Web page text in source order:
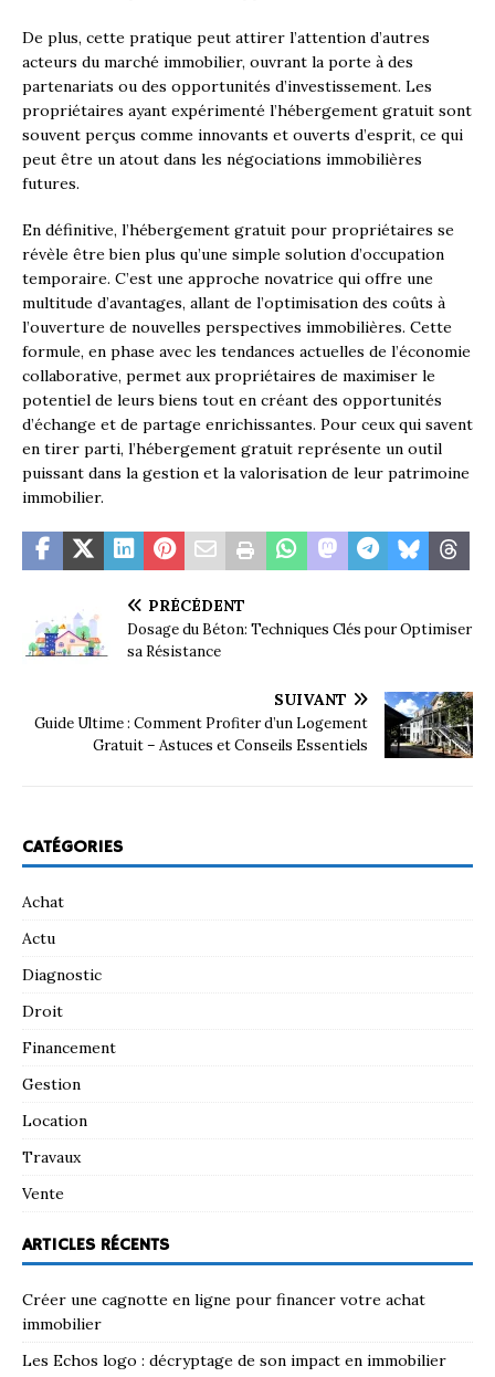
De plus, cette pratique peut attirer l’attention d’autres
acteurs du marché immobilier, ouvrant la porte à des
partenariats ou des opportunités d’investissement. Les
propriétaires ayant expérimenté l’hébergement gratuit sont
souvent perçus comme innovants et ouverts d’esprit, ce qui
peut être un atout dans les négociations immobilières
futures.
En définitive, l’hébergement gratuit pour propriétaires se
révèle être bien plus qu’une simple solution d’occupation
temporaire. C’est une approche novatrice qui offre une
multitude d’avantages, allant de l’optimisation des coûts à
l’ouverture de nouvelles perspectives immobilières. Cette
formule, en phase avec les tendances actuelles de l’économie
collaborative, permet aux propriétaires de maximiser le
potentiel de leurs biens tout en créant des opportunités
d’échange et de partage enrichissantes. Pour ceux qui savent
en tirer parti, l’hébergement gratuit représente un outil
puissant dans la gestion et la valorisation de leur patrimoine
immobilier.
PRÉCÉDENT
Dosage du Béton: Techniques Clés pour Optimiser
sa Résistance
SUIVANT
Guide Ultime : Comment Profiter d’un Logement
Gratuit – Astuces et Conseils Essentiels
CATÉGORIES
Achat
Actu
Diagnostic
Droit
Financement
Gestion
Location
Travaux
Vente
ARTICLES RÉCENTS
Créer une cagnotte en ligne pour financer votre achat
immobilier
Les Echos logo : décryptage de son impact en immobilier